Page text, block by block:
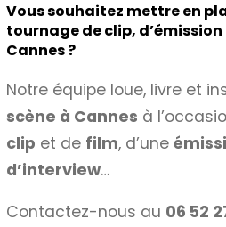
Vous souhaitez mettre en
tournage de clip,
Cannes ?
Notre équipe loue, livre et
scène à Cannes à
clip et de film, d’une
d’interview…
Contactez-nous au 06 52